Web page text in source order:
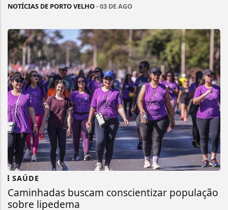
NOTÍCIAS DE PORTO VELHO- 03 DE AGO
SAÚDE
Caminhadas buscam conscientizar população
sobre lipedema